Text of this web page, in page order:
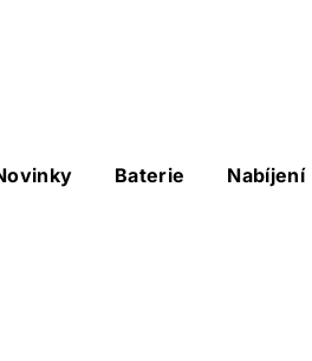
Baterie Nabíjení
navigation